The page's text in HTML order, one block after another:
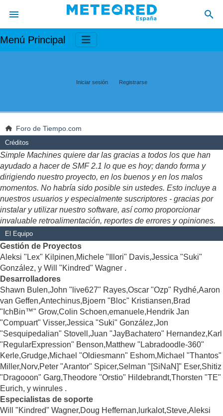
Menú Principal
Iniciar sesión Registrarse
Foro de Tiempo.com
Créditos
Simple Machines quiere dar las gracias a todos los que han
ayudado a hacer de SMF 2.1 lo que es hoy; dando forma y
dirigiendo nuestro proyecto, en los buenos y en los malos
momentos. No habría sido posible sin ustedes. Esto incluye a
nuestros usuarios y especialmente suscriptores - gracias por
instalar y utilizar nuestro software, así como proporcionar
invaluable retroalimentación, reportes de errores y opiniones.
El Equipo
Gestión de Proyectos
Aleksi "Lex" Kilpinen,Michele "Illori" Davis,Jessica "Suki"
González, y Will "Kindred" Wagner .
Desarrolladores
Shawn Bulen,John "live627" Rayes,Oscar "Ozp" Rydhé,Aaron
van Geffen,Antechinus,Bjoern "Bloc" Kristiansen,Brad
"IchBin™" Grow,Colin Schoen,emanuele,Hendrik Jan
"Compuart" Visser,Jessica "Suki" González,Jon
"Sesquipedalian" Stovell,Juan "JayBachatero" Hernandez,Karl
"RegularExpression" Benson,Matthew "Labradoodle-360"
Kerle,Grudge,Michael "Oldiesmann" Eshom,Michael "Thantos"
Miller,Norv,Peter "Arantor" Spicer,Selman "[SiNaN]" Eser,Shitiz
"Dragooon" Garg,Theodore "Orstio" Hildebrandt,Thorsten "TE"
Eurich, y winrules .
Especialistas de soporte
Will "Kindred" Wagner,Doug Heffernan,lurkalot,Steve,Aleksi